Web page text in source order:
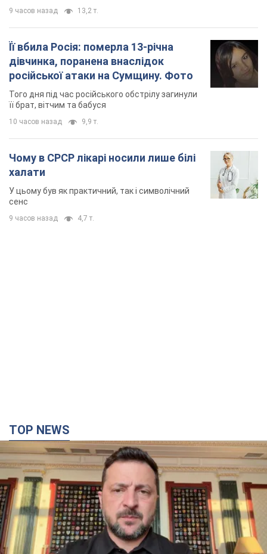
9 часов назад 13,2 т.
Її вбила Росія: померла 13-річна
дівчинка, поранена внаслідок
російської атаки на Сумщину. Фото
Того дня під час російського обстрілу загинули
її брат, вітчим та бабуся
10 часов назад 9,9 т.
Чому в СРСР лікарі носили лише білі
халати
У цьому був як практичний, так і символічний
сенс
9 часов назад 4,7 т.
TOP NEWS